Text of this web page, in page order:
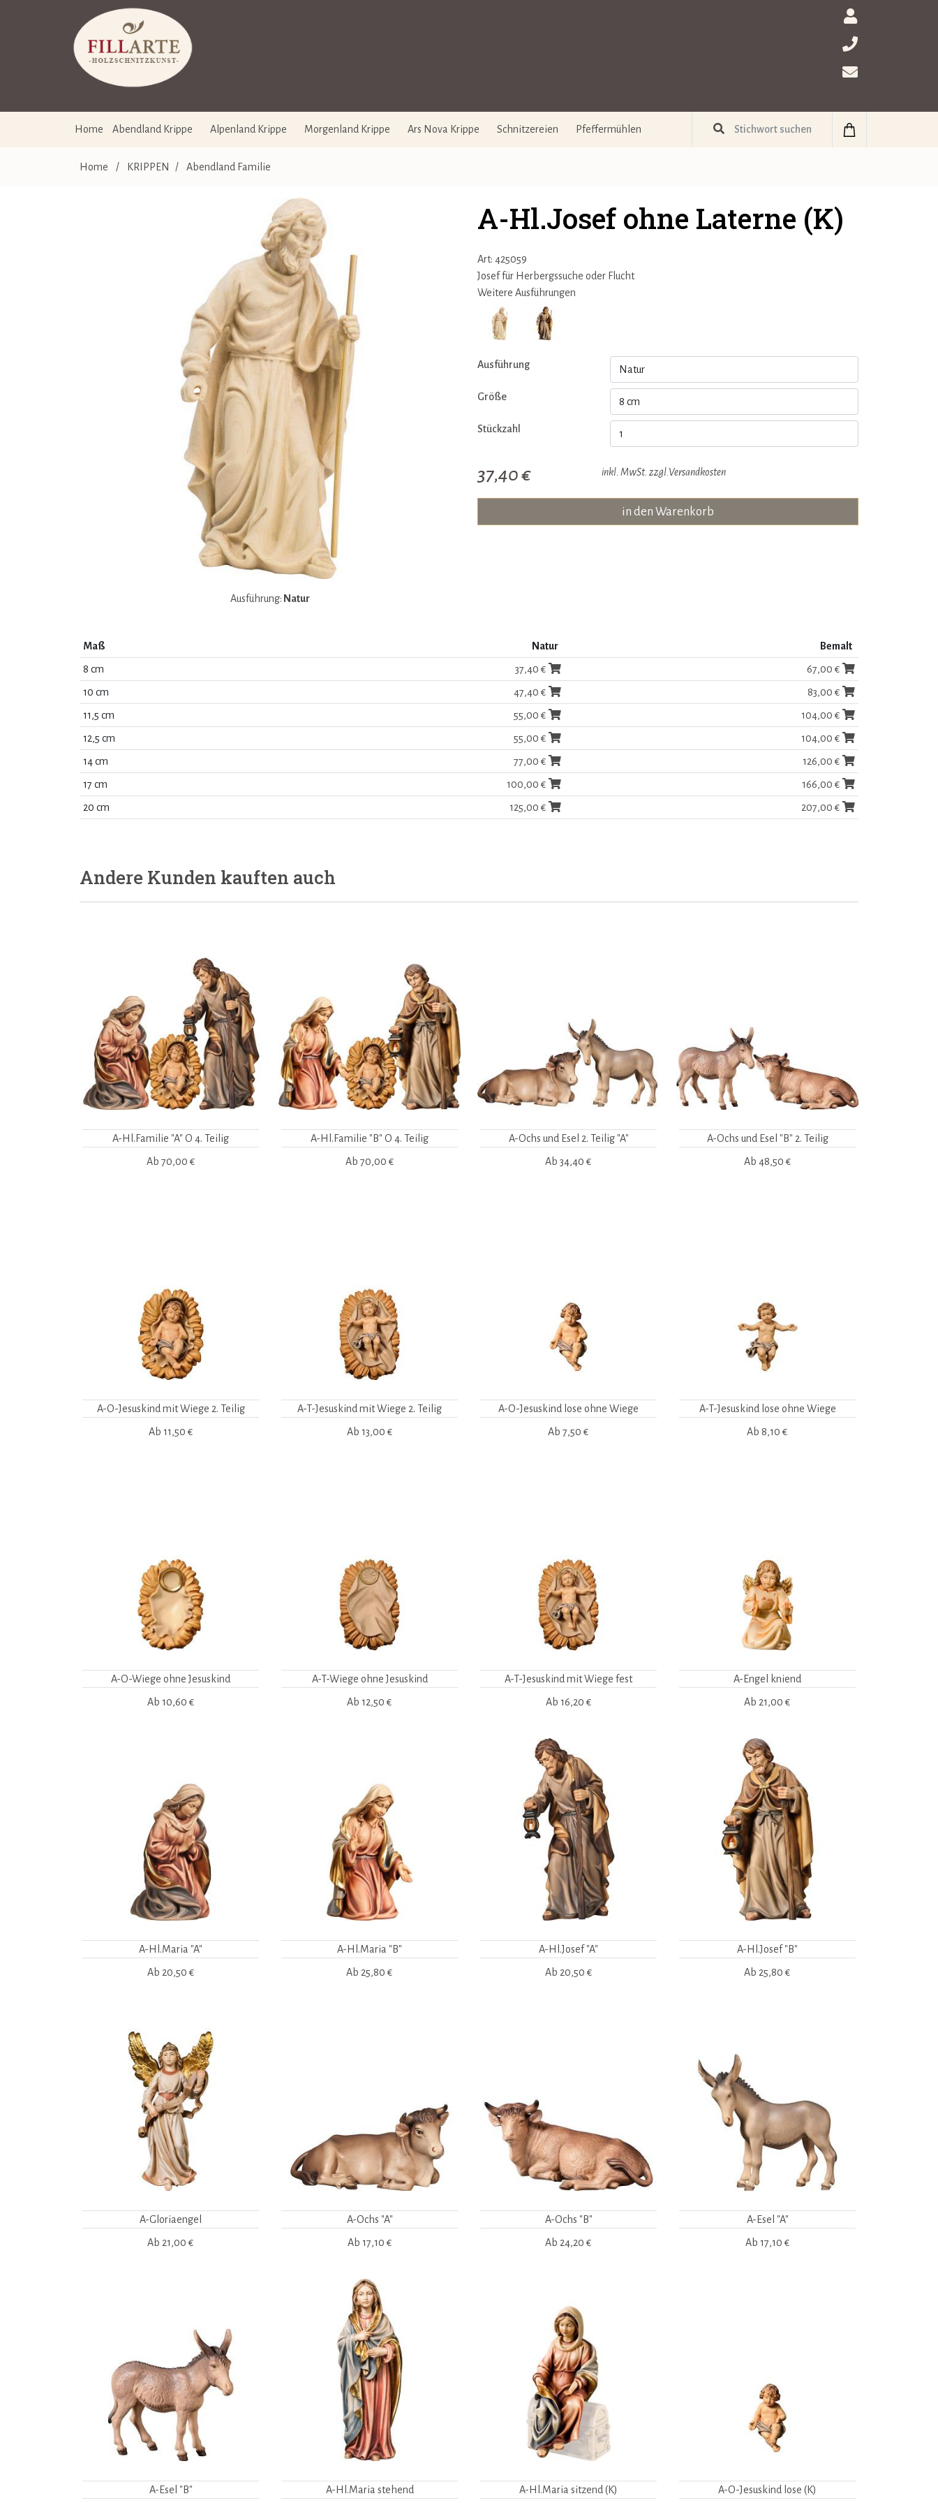
Home Abendland Krippe Alpenland Krippe Morgenland Krippe Ars Nova Krippe Schnitzereien Pfeffermühlen
Home / KRIPPEN / Abendland Familie
Ausführung: Natur
A-Hl.Josef ohne Laterne (K)
Art: 425059
Josef für Herbergssuche oder Flucht
Weitere Ausführungen
Ausführung
Größe
Stückzahl
37,40 € inkl. MwSt. zzgl. Versandkosten
in den Warenkorb
Maß Natur Bemalt
8 cm 37,40 € 67,00 €
10 cm 47,40 € 83,00 €
11,5 cm 55,00 € 104,00 €
12,5 cm 55,00 € 104,00 €
14 cm 77,00 € 126,00 €
17 cm 100,00 € 166,00 €
20 cm 125,00 € 207,00 €
Andere Kunden kauften auch
A-Hl.Familie "A" O 4. Teilig
Ab 70,00 €
A-Hl.Familie "B" O 4. Teilig
Ab 70,00 €
A-Ochs und Esel 2. Teilig "A"
Ab 34,40 €
A-Ochs und Esel "B" 2. Teilig
Ab 48,50 €
A-O-Jesuskind mit Wiege 2. Teilig
Ab 11,50 €
A-T-Jesuskind mit Wiege 2. Teilig
Ab 13,00 €
A-O-Jesuskind lose ohne Wiege
Ab 7,50 €
A-T-Jesuskind lose ohne Wiege
Ab 8,10 €
A-O-Wiege ohne Jesuskind
Ab 10,60 €
A-T-Wiege ohne Jesuskind
Ab 12,50 €
A-T-Jesuskind mit Wiege fest
Ab 16,20 €
A-Engel kniend
Ab 21,00 €
A-Hl.Maria "A"
Ab 20,50 €
A-Hl.Maria "B"
Ab 25,80 €
A-Hl.Josef "A"
Ab 20,50 €
A-Hl.Josef "B"
Ab 25,80 €
A-Gloriaengel
Ab 21,00 €
A-Ochs "A"
Ab 17,10 €
A-Ochs "B"
Ab 24,20 €
A-Esel "A"
Ab 17,10 €
A-Esel "B" A-Hl.Maria stehend A-Hl.Maria sitzend (K) A-O-Jesuskind lose (K)